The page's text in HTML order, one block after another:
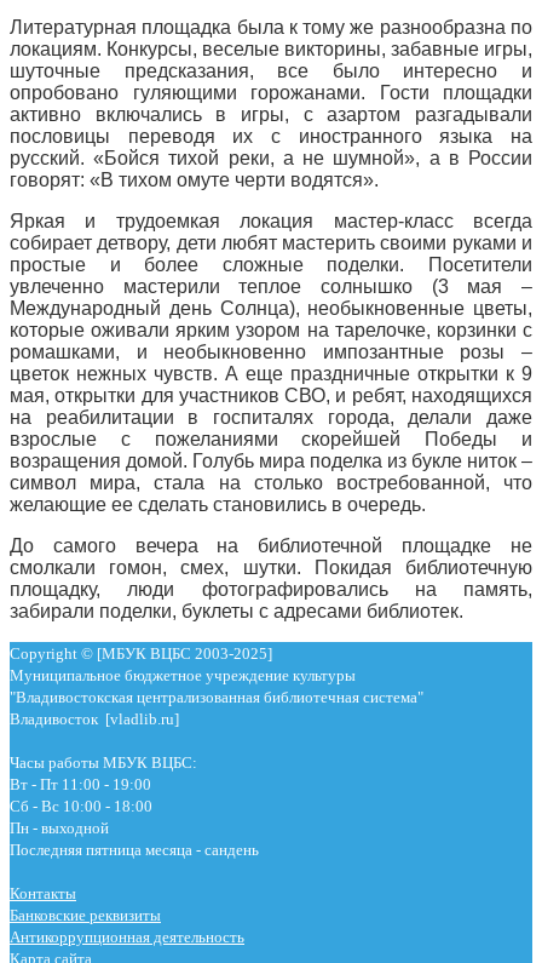
Литературная площадка была к тому же разнообразна по
локациям. Конкурсы, веселые викторины, забавные игры,
шуточные предсказания, все было интересно и
опробовано гуляющими горожанами. Гости площадки
активно включались в игры, с азартом разгадывали
пословицы переводя их с иностранного языка на
русский. «Бойся тихой реки, а не шумной», а в России
говорят: «В тихом омуте черти водятся».
Яркая и трудоемкая локация мастер-класс всегда
собирает детвору, дети любят мастерить своими руками и
простые и более сложные поделки. Посетители
увлеченно мастерили теплое солнышко (3 мая –
Международный день Солнца), необыкновенные цветы,
которые оживали ярким узором на тарелочке, корзинки с
ромашками, и необыкновенно импозантные розы –
цветок нежных чувств. А еще праздничные открытки к 9
мая, открытки для участников СВО, и ребят, находящихся
на реабилитации в госпиталях города, делали даже
взрослые с пожеланиями скорейшей Победы и
возращения домой. Голубь мира поделка из букле ниток –
символ мира, стала на столько востребованной, что
желающие ее сделать становились в очередь.
До самого вечера на библиотечной площадке не
смолкали гомон, смех, шутки. Покидая библиотечную
площадку, люди фотографировались на память,
забирали поделки, буклеты с адресами библиотек.
Copyright © [МБУК ВЦБС 2003-2025]
Муниципальное бюджетное учреждение культуры
"Владивостокская централизованная библиотечная система"
Владивосток [vladlib.ru]
Часы работы МБУК ВЦБС:
Вт - Пт 11:00 - 19:00
Сб - Вс 10:00 - 18:00
Пн - выходной
Последняя пятница месяца - сандень
Контакты
Банковские реквизиты
Антикоррупционная деятельность
Карта сайта